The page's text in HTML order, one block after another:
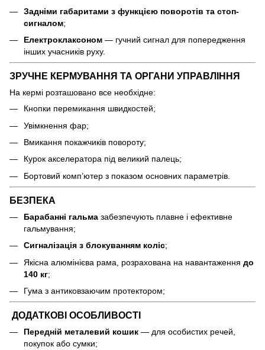
Задніми габаритами з функцією поворотів та стоп-
сигналом;
Електроклаксоном — гучний сигнал для попередження
інших учасників руху.
ЗРУЧНЕ КЕРМУВАННЯ ТА ОРГАНИ УПРАВЛІННЯ
На кермі розташовано все необхідне:
Кнопки перемикання швидкостей;
Увімкнення фар;
Вмикання покажчиків повороту;
Курок акселератора під великий палець;
Бортовий комп’ютер з показом основних параметрів.
БЕЗПЕКА
Барабанні гальма забезпечують плавне і ефективне
гальмування;
Сигналізація з блокуванням коліс;
Якісна алюмінієва рама, розрахована на навантаження до
140 кг;
Гума з антиковзаючим протектором;
ДОДАТКОВІ ОСОБЛИВОСТІ
Передній металевий кошик — для особистих речей,
покупок або сумки;